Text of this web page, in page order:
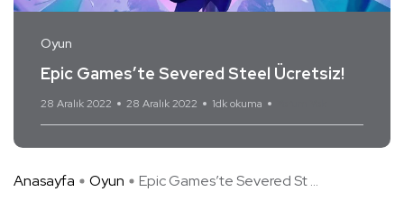
Oyun
Epic Games’te Severed Steel Ücretsiz!
28 Aralık 2022 28 Aralık 2022 1dk okuma
Anasayfa Oyun Epic Games’te Severed St ...